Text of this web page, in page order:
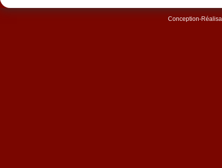
Conception-